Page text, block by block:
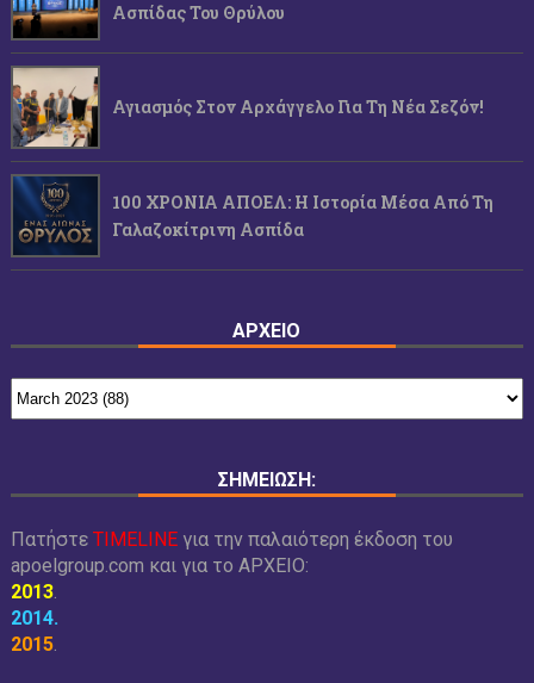
Ασπίδας Του Θρύλου
Αγιασμός Στον Αρχάγγελο Για Τη Νέα Σεζόν!
100 ΧΡΟΝΙΑ ΑΠΟΕΛ: Η Ιστορία Μέσα Από Τη
Γαλαζοκίτρινη Ασπίδα
ΑΡΧΕΙΟ
ΣΗΜΕΙΩΣΗ:
Πατήστε TIMELINEγια την παλαιότερη έκδοση του
apoelgroup.com και για το ΑΡΧΕΙΟ:
2013.
2014.
2015.